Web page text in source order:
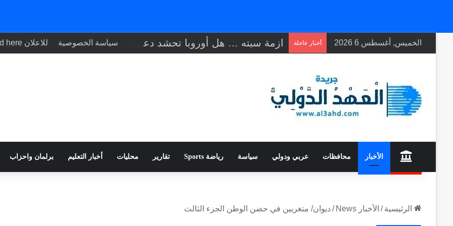
الخميس, أغسطس 6 2026 أخبار عاجلة ازمة سبته … هل أوروبا تحشد دعم أسبانيا سياسة الخصوصية للاعلان Your ad here
الأخبار محافظات عربي ودولي سياسة رياضة Sports تقارير محليات أخبار التعليم برلمان واحزاب
الرئيسية / الأخبار News / ديوان/ متغربين في حضن الوطن الجزء الثالث